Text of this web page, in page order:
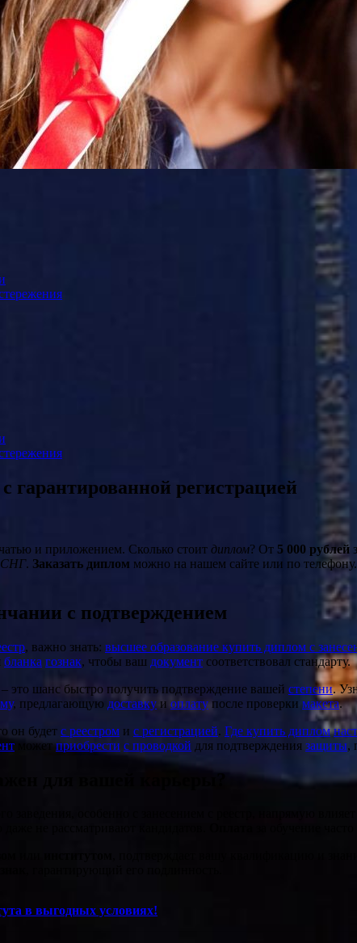
регистрацией
и приложением. Сколько стоит диплом? От 5 000 рублей
СНГ. Заказать диплом можно на нашем сайте или по
с подтверждением
, важно знать: высшее образование купить диплом с
бланка гознак, чтобы ваш документ соответствовал стандарту.
– это шанс быстро получить подтверждение вашей степени.
, предлагающую доставку и оплату после проверки макета.
он будет с реестром и с регистрацией. Где купить диплом
можетприобрести с проводкой для подтверждения защиты,
для вашей карьеры?
особенно с занесением с реестр, напрямую
в выгодных условиях!